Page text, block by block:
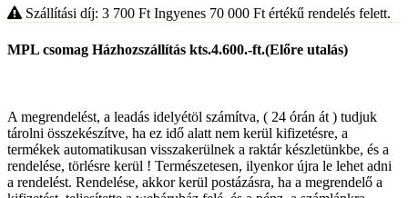
Szállítási díj: 3 700 Ft Ingyenes 70 000 Ft értékű rendelés felett.
MPL csomag Házhozszállítás kts.4.600.-ft.(Előre utalás)
A megrendelést, a leadás idelyétöl számítva, ( 24 órán át ) tudjuk
tárolni összekészítve, ha ez idő alatt nem kerül kifizetésre, a
termékek automatikusan visszakerülnek a raktár készletünkbe, és a
rendelése, törlésre kerül ! Természetesen, ilyenkor újra le lehet adni
a rendelést. Rendelése, akkor kerül postázásra, ha a megrendelő a